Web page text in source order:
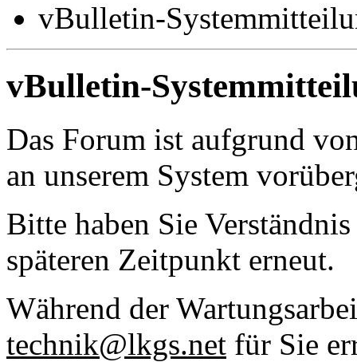
vBulletin-
vBulletin-
Das Forum ist aufgrund
an unserem System
Bitte haben Sie
späteren Zeitpunkt erneut.
Während der
technik@lkgs.net für Sie